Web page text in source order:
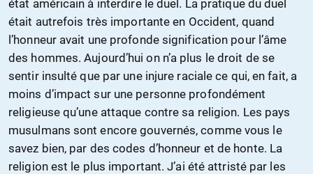
état américain à interdire le duel. La pratique du duel
était autrefois très importante en Occident, quand
l’honneur avait une profonde signification pour l’âme
des hommes. Aujourd’hui on n’a plus le droit de se
sentir insulté que par une injure raciale ce qui, en fait, a
moins d’impact sur une personne profondément
religieuse qu’une attaque contre sa religion. Les pays
musulmans sont encore gouvernés, comme vous le
savez bien, par des codes d’honneur et de honte. La
religion est le plus important. J’ai été attristé par les